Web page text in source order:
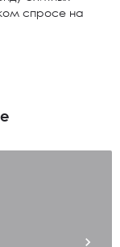
спросе на